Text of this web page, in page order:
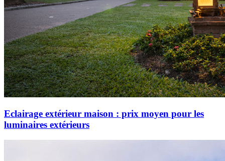
Eclairage extérieur maison : prix moyen pour les
luminaires extérieurs